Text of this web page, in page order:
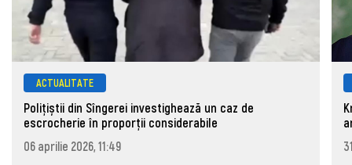
ACTUALITATE
Polițiștii din Sîngerei investighează un caz de
escrocherie în proporții considerabile
06 aprilie 2026, 11:49